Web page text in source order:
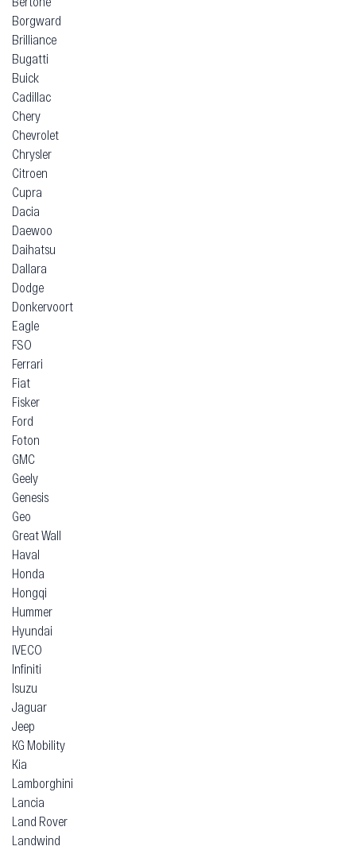
Borgward
Brilliance
Bugatti
Buick
Cadillac
Chery
Chevrolet
Chrysler
Citroen
Cupra
Dacia
Daewoo
Daihatsu
Dallara
Dodge
Donkervoort
Eagle
FSO
Ferrari
Fiat
Fisker
Ford
Foton
GMC
Geely
Genesis
Geo
Great Wall
Haval
Honda
Hongqi
Hummer
Hyundai
IVECO
Infiniti
Isuzu
Jaguar
Jeep
KG Mobility
Kia
Lamborghini
Lancia
Land Rover
Landwind